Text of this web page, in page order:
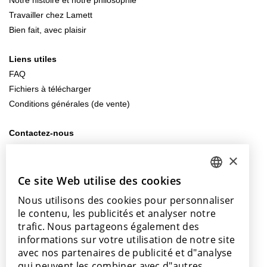
Travailler chez Lamett
Bien fait, avec plaisir
Liens utiles
FAQ
Fichiers à télécharger
Conditions générales (de vente)
Contactez-nous
Notre salle d’exposition
Nos points de vente
ENGLISH
FRENCH
×
Ce site Web utilise des cookies
Nous utilisons des cookies pour personnaliser
le contenu, les publicités et analyser notre
trafic. Nous partageons également des
informations sur votre utilisation de notre site
avec nos partenaires de publicité et d"analyse